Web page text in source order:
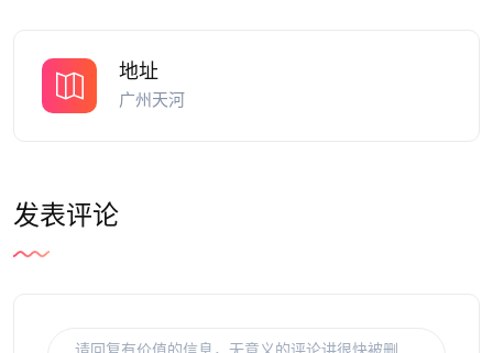
地址
广州天河
发表评论